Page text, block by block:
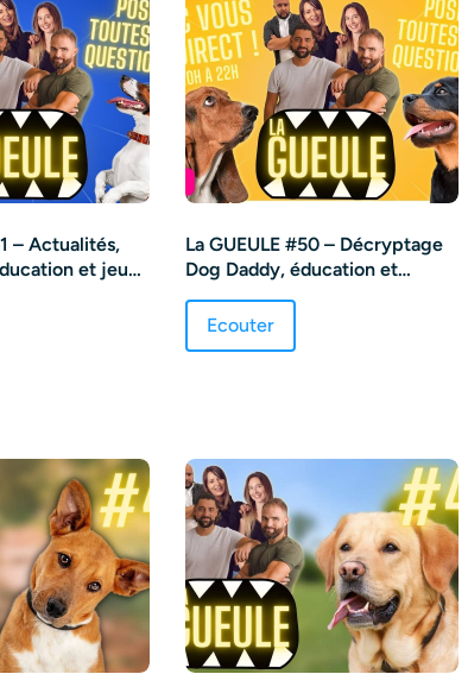
– Actualités,
et jeu
La GUEULE #50 – Décryptage
Dog Daddy, éducation et
Ecouter